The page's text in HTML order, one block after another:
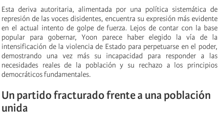
Esta deriva autoritaria, alimentada por una política sistemática de
represión de las voces disidentes, encuentra su expresión más evidente
en el actual intento de golpe de fuerza. Lejos de contar con la base
popular para gobernar, Yoon parece haber elegido la vía de la
intensificación de la violencia de Estado para perpetuarse en el poder,
demostrando una vez más su incapacidad para responder a las
necesidades reales de la población y su rechazo a los principios
democráticos fundamentales.
Un partido fracturado frente a una población
unida